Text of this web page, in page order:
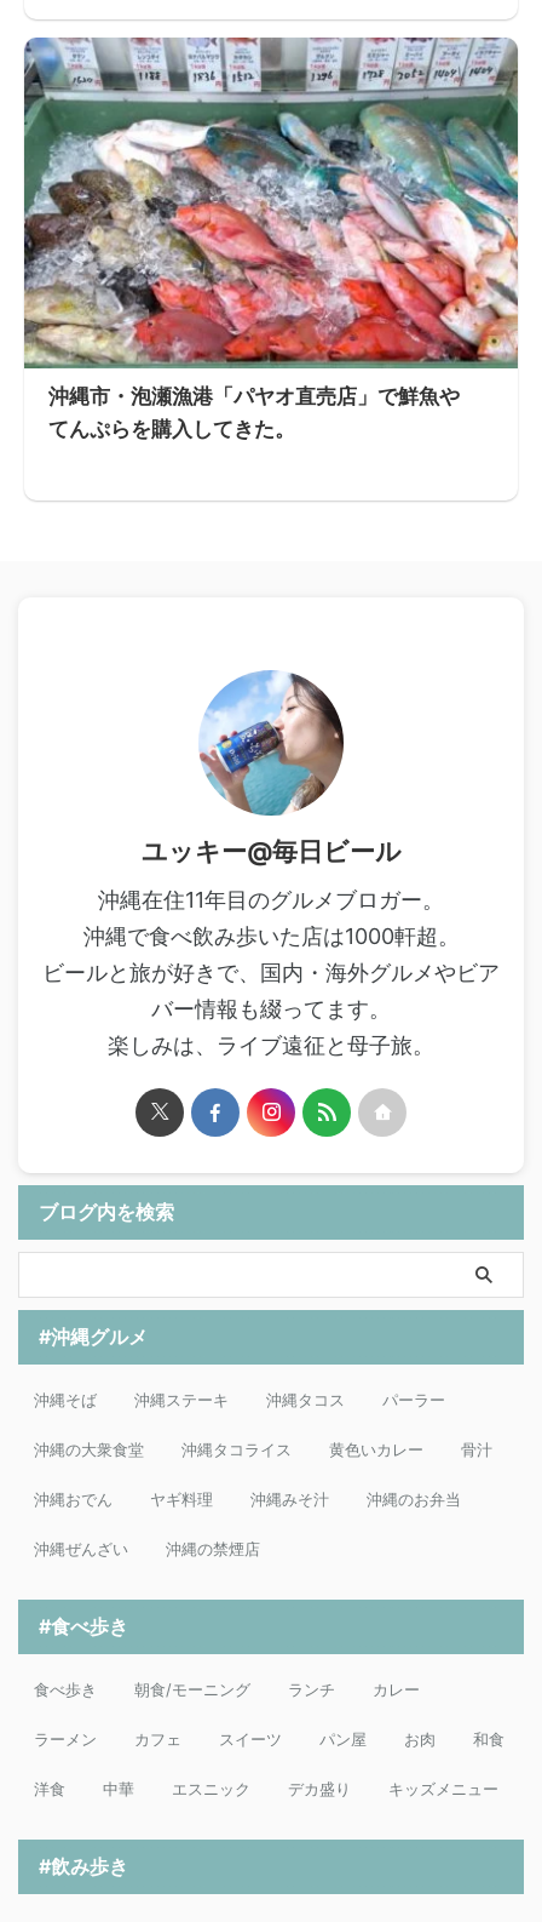
沖縄市・泡瀬漁港「パヤオ直売店」で鮮魚や
てんぷらを購入してきた。
ユッキー@毎日ビール
沖縄在住11年目のグルメブロガー。
沖縄で食べ飲み歩いた店は1000軒超。
ビールと旅が好きで、国内・海外グルメやビア
バー情報も綴ってます。
楽しみは、ライブ遠征と母子旅。
ブログ内を検索
#沖縄グルメ
沖縄そば 沖縄ステーキ 沖縄タコス パーラー
沖縄の大衆食堂 沖縄タコライス 黄色いカレー 骨汁
沖縄おでん ヤギ料理 沖縄みそ汁 沖縄のお弁当
沖縄ぜんざい 沖縄の禁煙店
#食べ歩き
食べ歩き 朝食/モーニング ランチ カレー
ラーメン カフェ スイーツ パン屋 お肉 和食
洋食 中華 エスニック デカ盛り キッズメニュー
#飲み歩き